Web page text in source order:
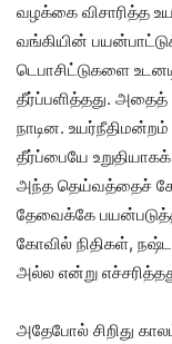
வழக்கை விசாரித்த
வங்கியின்
டெபாசிட்டுகளை
தீர்ப்பளித்தது.
நாடின.
தீர்ப்பையே
அந்த தெய்வத்தைச்
தேவைக்கே
கோவில் நிதிகள்,
அல்ல என்று
அதேபோல் சிறிது